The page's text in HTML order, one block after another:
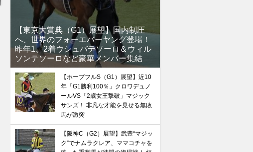
【東京大賞典（G1）展望】国内制圧
へ、世界のフォーエバーヤング登場！
昨年1、2着ウシュバテソーロ＆ウィル
ソンテソーロなど豪華メンバー集結
【ホープフルS（G1）展望】近10
年「G1勝利100％」クロワデュノ
ールVS「2歳女王撃破」マジック
サンズ！ 非凡な才能を見せる無敗
馬が激突
【阪神C（G2）展望】武豊“マジッ
ク”でナムラクレア、ママコチャを